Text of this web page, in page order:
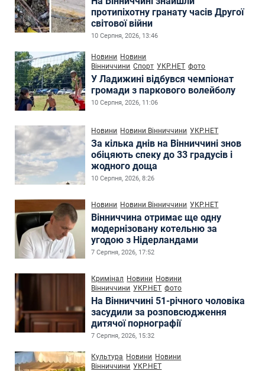
протипіхотну гранату часів Другої
світової війни
10 Серпня, 2026, 13:46
Новини Новини
Вінниччини Спорт УКР.НЕТ фото
У Ладижині відбувся чемпіонат
громади з паркового волейболу
10 Серпня, 2026, 11:06
Новини Новини Вінниччини УКР.НЕТ
За кілька днів на Вінниччині знов
обіцяють спеку до 33 градусів і
жодного доща
10 Серпня, 2026, 8:26
Новини Новини Вінниччини УКР.НЕТ
Вінниччина отримає ще одну
модернізовану котельню за
угодою з Нідерландами
7 Серпня, 2026, 17:52
Кримінал Новини Новини
Вінниччини УКР.НЕТ фото
На Вінниччині 51-річного чоловіка
засудили за розповсюдження
дитячої порнографії
7 Серпня, 2026, 15:32
Культура Новини Новини
Вінниччини УКР.НЕТ